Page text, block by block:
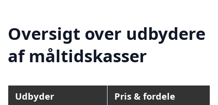
Oversigt over udbydere
af måltidskasser
Udbyder Pris & fordele